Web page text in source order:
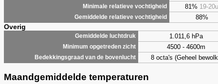
Minimale relatieve vochtigheid 81% 19-20u
Gemiddelde relatieve vochtigheid 88%
Overig
Gemiddelde luchtdruk 1.011,6 hPa
Minimum opgetreden zicht 4500 - 4600m
Bedekkingsgraad van de bovenlucht 8 octa's (Geheel
Maandgemiddelde temperaturen